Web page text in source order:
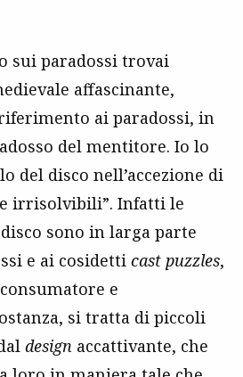
sui paradossi trovai
affascinante,
ai paradossi, in
del mentitore. Io lo
del disco nell’accezione di
irrisolvibili”. Infatti le
sono in larga parte
e ai cosidetti cast puzzles,
e
si tratta di piccoli
design accattivante, che